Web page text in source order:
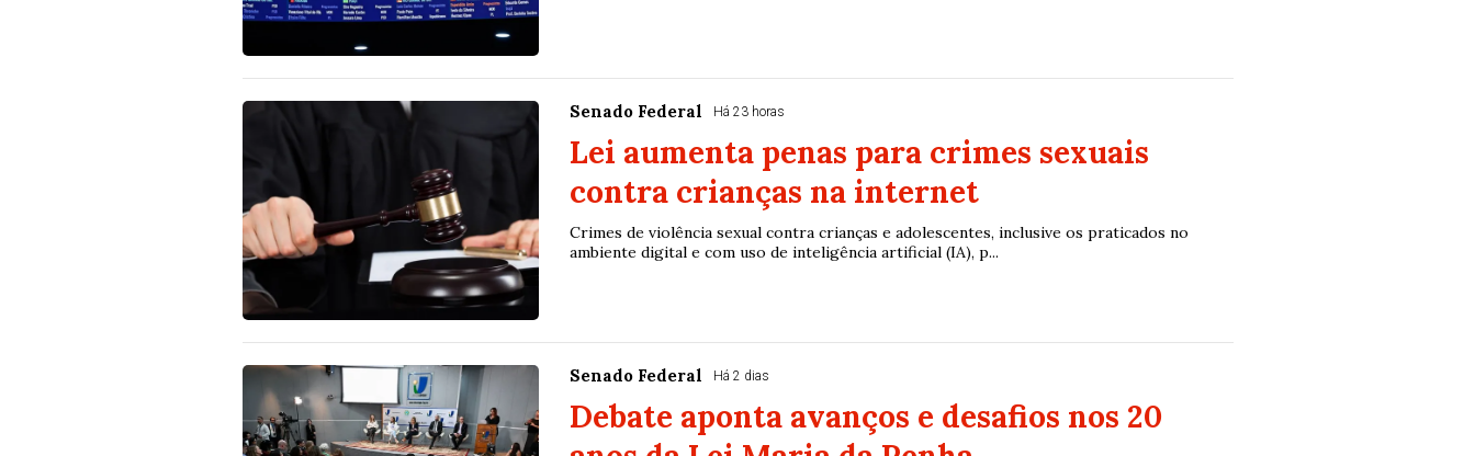
Senado Federal Há 23 horas
Lei aumenta penas para crimes sexuais
contra crianças na internet
Crimes de violência sexual contra crianças e adolescentes, inclusive os praticados no
ambiente digital e com uso de inteligência artificial (IA), p...
Senado Federal Há 2 dias
Debate aponta avanços e desafios nos 20